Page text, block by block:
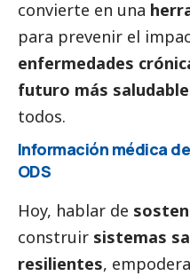
convierte en una
para prevenir el
enfermedades
futuro más
todos.
Información médica
ODS
Hoy, hablar de
construir sistemas
resilientes,